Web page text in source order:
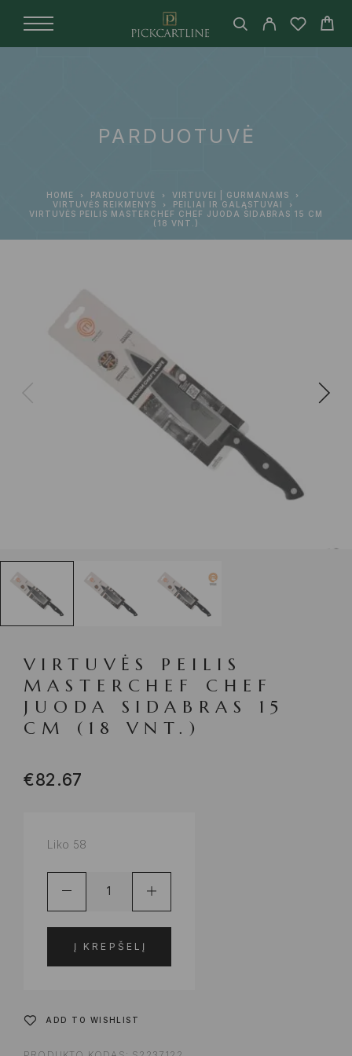
PARDUOTUVĖ
HOME PARDUOTUVĖ
VIRTUVEI | GURMANAMS
VIRTUVĖS REIKMENYS
PEILIAI IR GALĄSTUVAI
VIRTUVĖS PEILIS MASTERCHEF CHEF JUODA SIDABRAS 15 CM
(18 VNT.)
VIRTUVĖS PEILIS
MASTERCHEF CHEF
JUODA SIDABRAS 15
CM (18 VNT.)
€82.67
Liko 58
Į KREPŠELĮ
ADD TO WISHLIST